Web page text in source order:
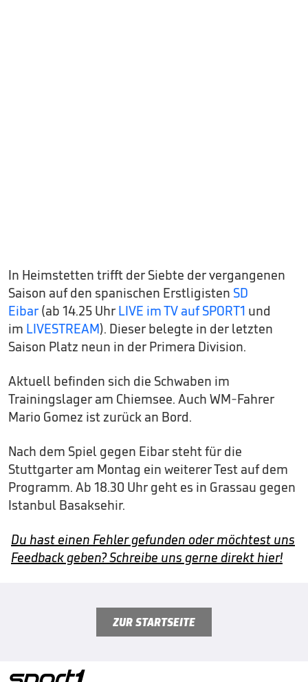
In Heimstetten trifft der Siebte der vergangenen
Saison auf den spanischen Erstligisten SD
Eibar (ab 14.25 Uhr LIVE im TV auf SPORT1 und
im LIVESTREAM). Dieser belegte in der letzten
Saison Platz neun in der Primera Division.
Aktuell befinden sich die Schwaben im
Trainingslager am Chiemsee. Auch WM-Fahrer
Mario Gomez ist zurück an Bord.
Nach dem Spiel gegen Eibar steht für die
Stuttgarter am Montag ein weiterer Test auf dem
Programm. Ab 18.30 Uhr geht es in Grassau gegen
Istanbul Basaksehir.
Du hast einen Fehler gefunden oder möchtest uns
Feedback geben? Schreibe uns gerne direkt hier!
ZUR STARTSEITE